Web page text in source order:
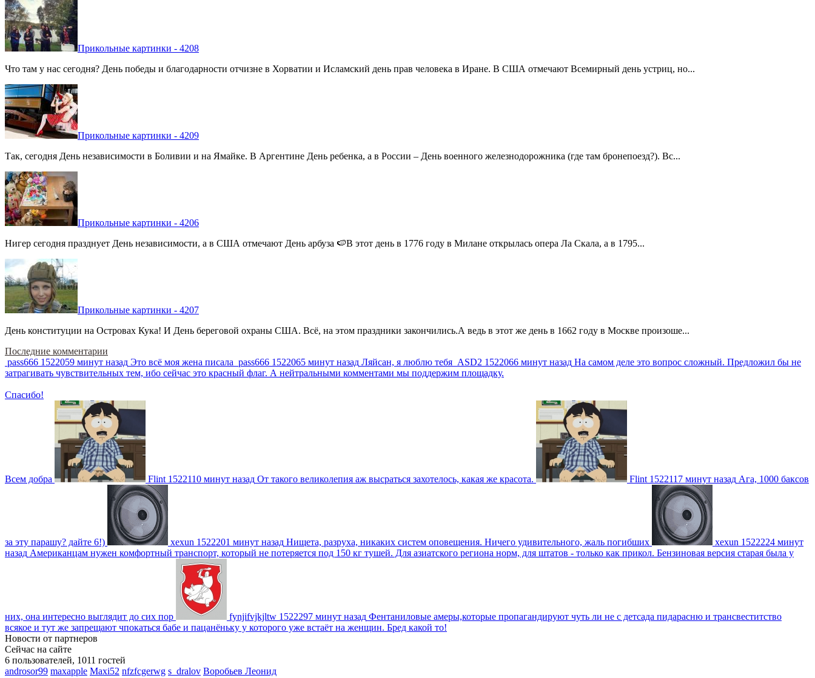
Прикольные картинки - 4208
Что там у нас сегодня? День победы и благодарности отчизне в Хорватии и Исламский день прав человека в Иране. В США отмечают Всемирный день устриц, но...
Прикольные картинки - 4209
Так, сегодня День независимости в Боливии и на Ямайке. В Аргентине День ребенка, а в России – День военного железнодорожника (где там бронепоезд?). Вс...
Прикольные картинки - 4206
Нигер сегодня празднует День независимости, а в США отмечают День арбуза 🍉В этот день в 1776 году в Милане открылась опера Ла Скала, а в 1795...
Прикольные картинки - 4207
День конституции на Островах Кука! И День береговой охраны США. Всё, на этом праздники закончились.А ведь в этот же день в 1662 году в Москве произоше...
Последние комментарии
pass666 1522059 минут назад Это всё моя жена писала pass666 1522065 минут назад Ляйсан, я люблю тебя ASD2 1522066 минут назад На самом деле это вопрос сложный. Предложил бы не
затрагивать чувствительных тем, ибо сейчас это красный флаг. А нейтральными комментами мы поддержим площадку.
Спасибо!
Всем добра Flint 1522110 минут назад От такого великолепия аж высраться захотелось, какая же красота. Flint 1522117 минут назад Ага, 1000 баксов
за эту парашу? дайте 6!) xexun 1522201 минут назад Нищета, разруха, никаких систем оповещения. Ничего удивительного, жаль погибших xexun 1522224 минут
назад Американцам нужен комфортный транспорт, который не потеряется под 150 кг тушей. Для азиатского региона норм, для штатов - только как прикол. Бензиновая версия старая была у
них, она интересно выглядит до сих пор fynjifvjkjltw 1522297 минут назад Фентаниловые амеры,которые пропагандируют чуть ли не с детсада пидарасню и трансвеститство
всякое и тут же запрещают чпокаться бабе и пацанёньку у которого уже встаёт на женщин. Бред какой то!
Новости от партнеров
Сейчас на сайте
6 пользователей, 1011 гостей
androsor99 maxapple Maxi52 nfzfcgerwg s_dralov Воробьев Леонид